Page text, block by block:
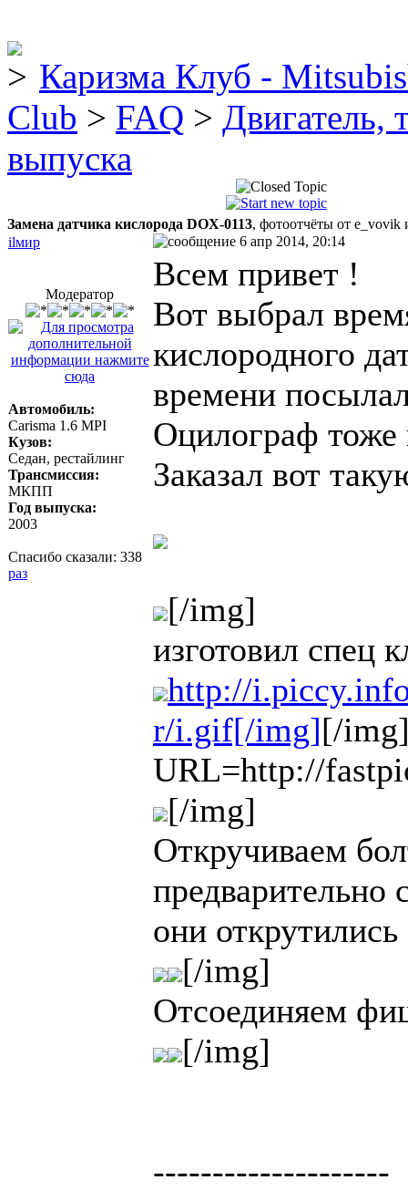
Каризма Клуб -
Club > FAQ > Двигатель,
выпуска
Замена датчика кислорода DOX-0113, фотоотчёты от e_vovik
ilмир
6 апр 2014, 20:14
Модератор
Автомобиль:
Carisma 1.6 MPI
Кузов:
Седан, рестайлинг
Трансмиссия:
МКПП
Год выпуска:
2003
Спасибо сказали: 338
раз
Всем привет !
Вот выбрал
кислородного
времени
Оцилограф тоже
Заказал вот
[/img]
изготовил спец
http://
r/i.gif[/img][/
URL=http://
[/img]
Откручиваем
предварительно
они
[/img]
Отсоединяем
[/img]
--------------------